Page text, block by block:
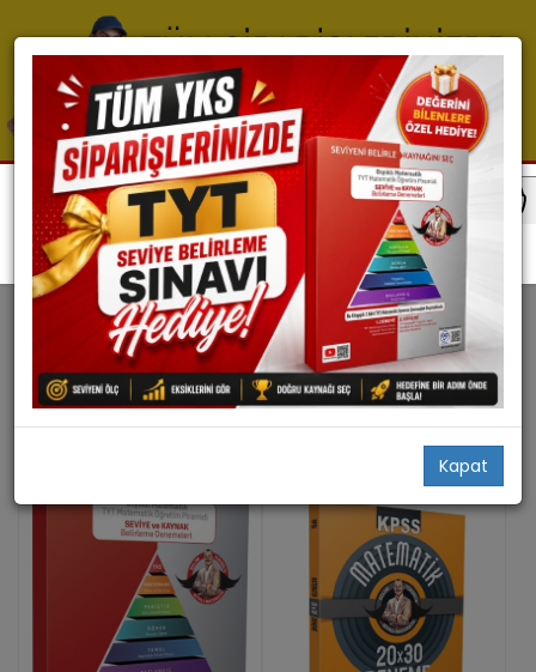
Kapat
Tyt Matematik
TYT MATEMATIK 33 ürün bulundu
Filtrele Stoktakiler